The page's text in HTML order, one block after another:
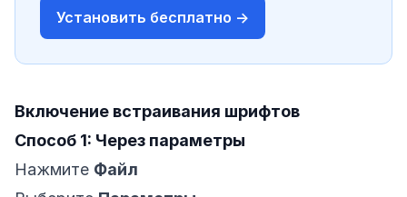
Установить бесплатно →
Включение встраивания шрифтов
Способ 1: Через параметры
Нажмите Файл